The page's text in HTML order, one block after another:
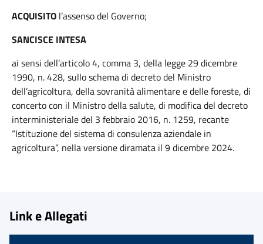
ACQUISITO l’assenso del Governo;
SANCISCE INTESA
ai sensi dell’articolo 4, comma 3, della legge 29 dicembre
1990, n. 428, sullo schema di decreto del Ministro
dell’agricoltura, della sovranità alimentare e delle foreste, di
concerto con il Ministro della salute, di modifica del decreto
interministeriale del 3 febbraio 2016, n. 1259, recante
“Istituzione del sistema di consulenza aziendale in
agricoltura”, nella versione diramata il 9 dicembre 2024.
Link e Allegati